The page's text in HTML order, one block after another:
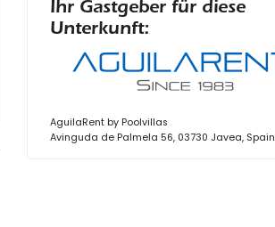
Ihr Gastgeber für diese
Unterkunft:
AguilaRent by Poolvillas
Avinguda de Palmela 56, 03730 Javea, Spain